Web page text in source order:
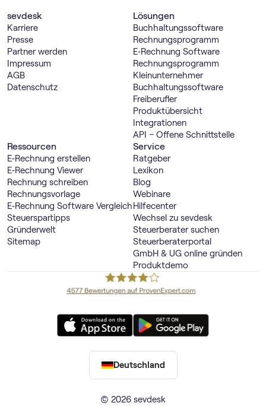
sevdesk
Karriere
Presse
Partner werden
Impressum
AGB
Datenschutz
Lösungen
Buch­haltungs­software
Rechnungs­programm
E‑Rechnung Software
Rechnungs­programm
Kleinunternehmer
Buch­haltungs­software
Freiberufler
Produktübersicht
Integrationen
API – Offene Schnittstelle
Ressourcen
E‑Rechnung erstellen
E‑Rechnung Viewer
Rechnung schreiben
Rechnungsvorlage
E‑Rechnung Software Vergleich
Steuerspartipps
Gründerwelt
Sitemap
Service
Ratgeber
Lexikon
Blog
Webinare
Hilfecenter
Wechsel zu sevdesk
Steuerberater suchen
Steuerberaterportal
GmbH & UG online gründen
Produktdemo
© 2026 sevdesk
Deutschland